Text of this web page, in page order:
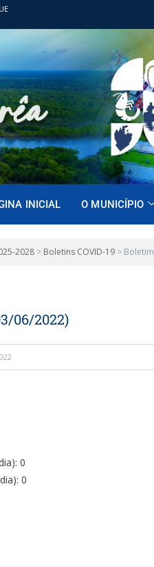
INICIAL O MUNICÍPIO
2028 > Boletins COVID-19 >
06/2022)
0
0